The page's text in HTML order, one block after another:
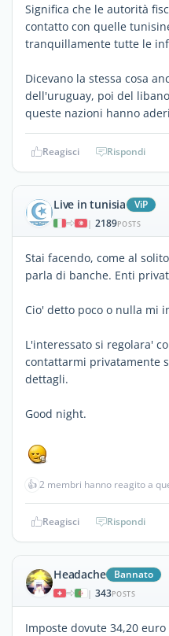
Significa che le autorità
contatto con quelle
tranquillamente tutte le
Dicevano la stessa cosa
dell'uruguay, poi del
queste nazioni hanno
Reagisci Rispondi
Live in tunisia ViP
| 2189POSTS
Stai facendo, come al
parla di banche. Enti
Cio' detto poco o nulla mi
L'interessato si regolara'
contattarmi privatamente
dettagli.
Good night.
👍2 membri hanno reagito a
Reagisci Rispondi
Headache Bannato
| 343POSTS
Imposte dovute 34,20